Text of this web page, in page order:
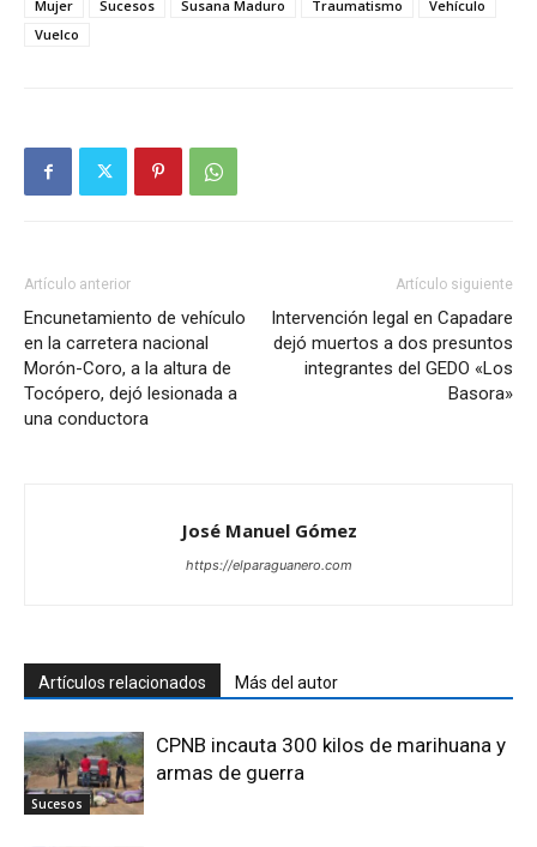
Mujer Sucesos Susana Maduro Traumatismo
Vehículo
Vuelco
Artículo anterior
Encunetamiento de vehículo
en la carretera nacional
Morón-Coro, a la altura de
Tocópero, dejó lesionada a
una conductora
Artículo siguiente
Intervención legal en Capadare
dejó muertos a dos presuntos
integrantes del GEDO «Los
Basora»
José Manuel Gómez
https://elparaguanero.com
Artículos relacionados Más del autor
Sucesos
CPNB incauta 300 kilos de marihuana y
armas de guerra